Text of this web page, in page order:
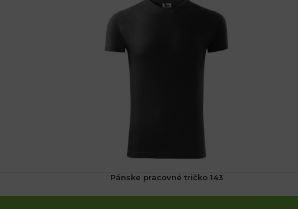
Pánske pracovné tričko 143